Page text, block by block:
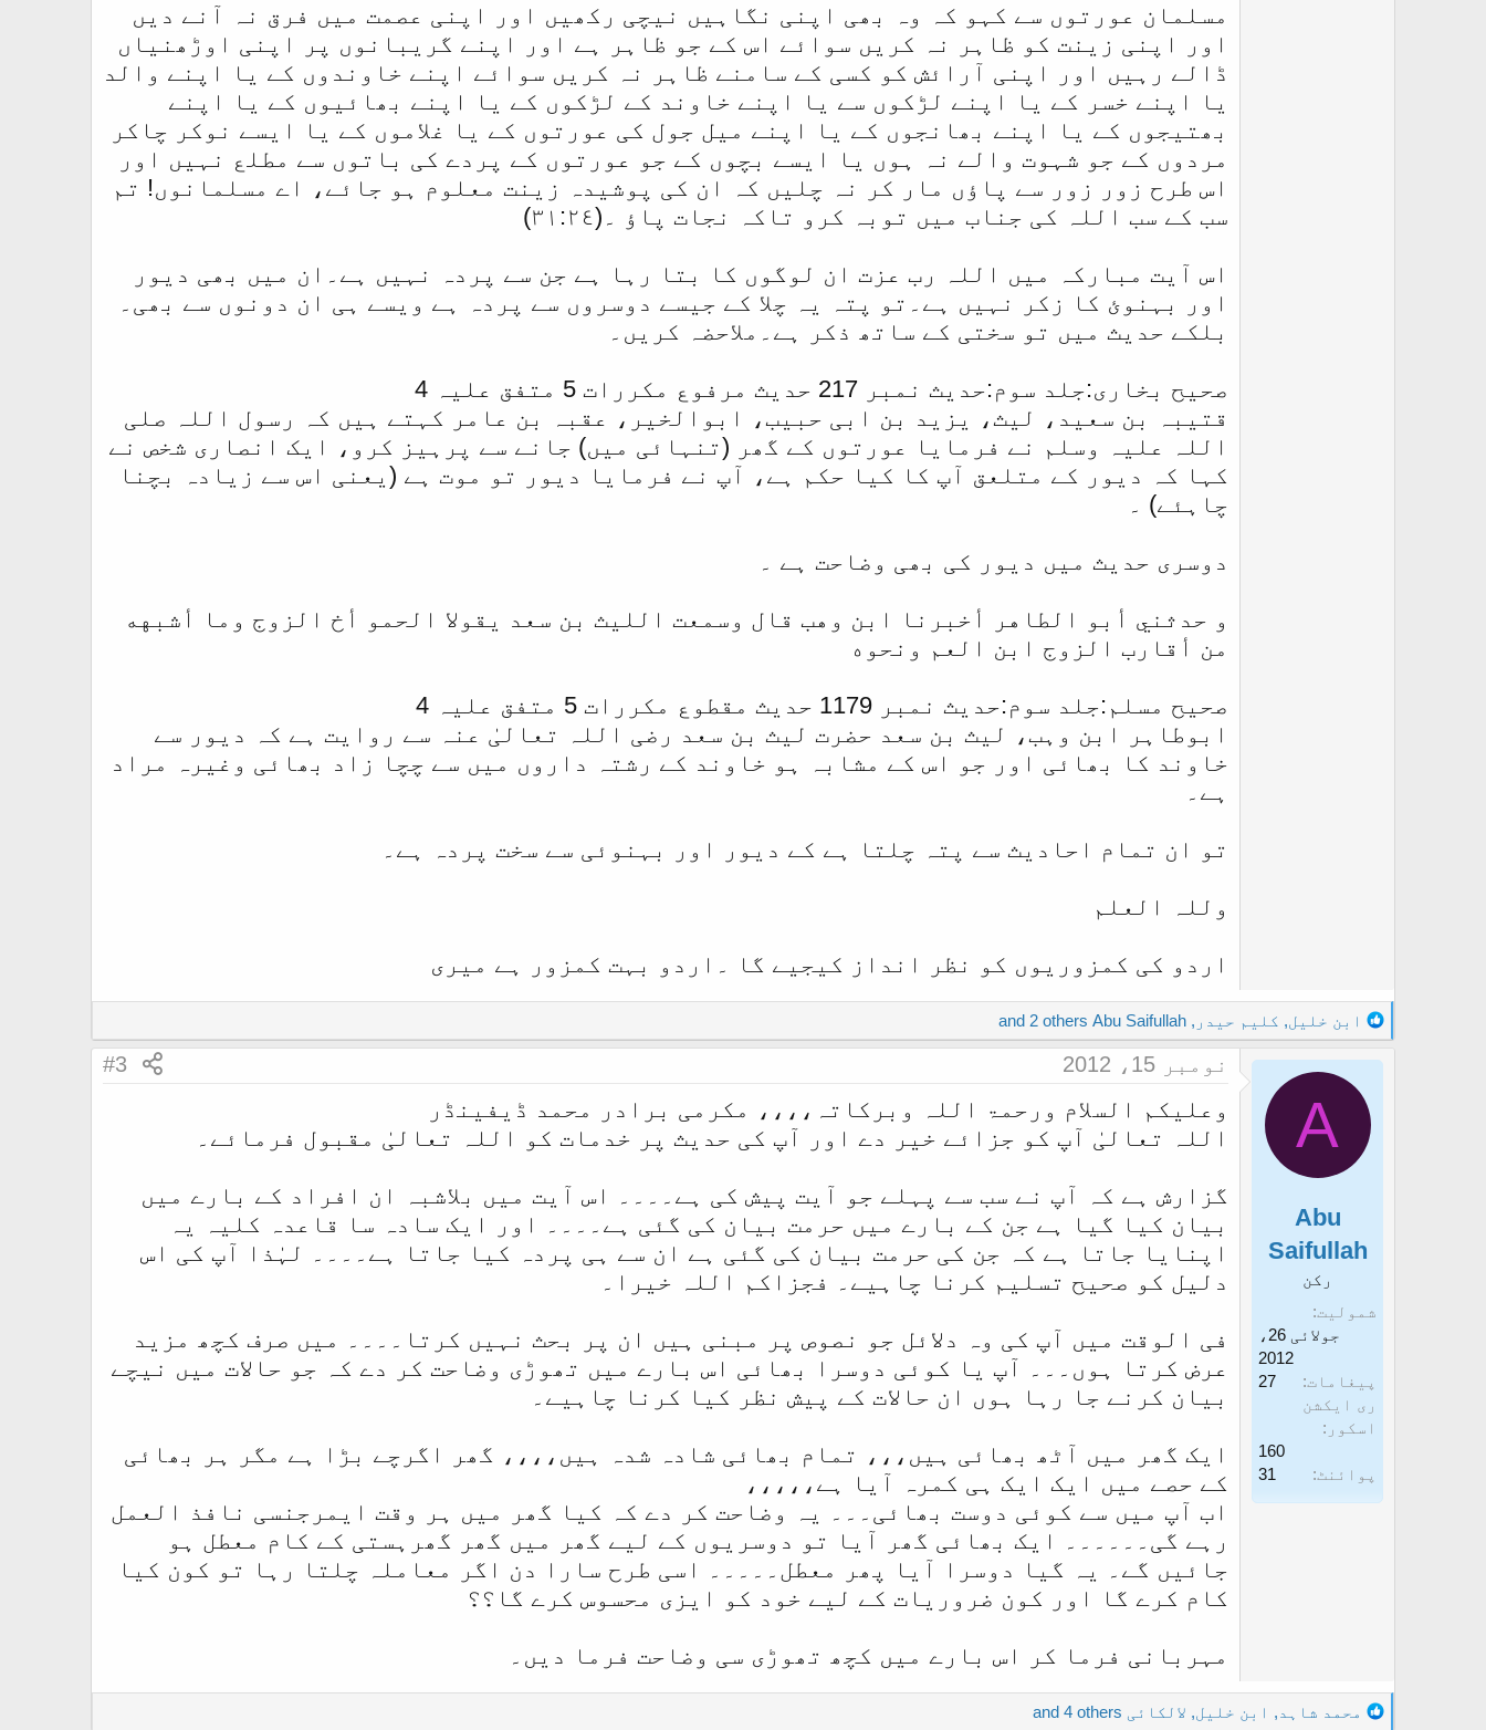
مسلمان عورتوں سے کہو کہ وہ بھی اپنی نگاہیں نیچی رکھیں اور اپنی عصمت میں فرق نہ آنے دیں
اور اپنی زینت کو ظاہر نہ کریں سوائے اس کے جو ظاہر ہے اور اپنے گریبانوں پر اپنی اوڑھنیاں
ڈالے رہیں اور اپنی آرائش کو کسی کے سامنے ظاہر نہ کریں سوائے اپنے خاوندوں کے یا اپنے والد
یا اپنے خسر کے یا اپنے لڑکوں سے یا اپنے خاوند کے لڑکوں کے یا اپنے بھائیوں کے یا اپنے
بھتیجوں کے یا اپنے بھانجوں کے یا اپنے میل جول کی عورتوں کے یا غلاموں کے یا ایسے نوکر چاکر
مردوں کے جو شہوت والے نہ ہوں یا ایسے بچوں کے جو عورتوں کے پردے کی باتوں سے مطلع نہیں اور
اس طرح زور زور سے پاؤں مار کر نہ چلیں کہ ان کی پوشیدہ زینت معلوم ہو جائے، اے مسلمانوں! تم
سب کے سب اللہ کی جناب میں توبہ کرو تاکہ نجات پاؤ ۔(٣١:٢٤)
اس آیت مبارکہ میں اللہ رب عزت ان لوگوں کا بتا رہا ہے جن سے پردہ نہیں ہے۔ان میں بھی دیور
اور بہنوئ کا زکر نہیں ہے۔تو پتہ یہ چلا کے جیسے دوسروں سے پردہ ہے ویسے ہی ان دونوں سے بھی۔
بلکے حدیث میں تو سختی کے ساتھ ذکر ہے۔ملاحضہ کریں۔
صحیح بخاری:جلد سوم:حدیث نمبر 217 حدیث مرفوع مکررات 5 متفق علیہ 4
قتیبہ بن سعید، لیث، یزید بن ابی حبیب، ابوالخیر، عقبہ بن عامر کہتے ہیں کہ رسول اللہ صلی
اللہ علیہ وسلم نے فرمایا عورتوں کے گھر (تنہائی میں) جانے سے پرہیز کرو، ایک انصاری شخص نے
کہا کہ دیور کے متلعق آپ کا کیا حکم ہے، آپ نے فرمایا دیور تو موت ہے (یعنی اس سے زیادہ بچنا
چاہئے) ۔
دوسری حدیث میں دیور کی بھی وضاحت ہے ۔
و حدثني أبو الطاهر أخبرنا ابن وهب قال وسمعت الليث بن سعد يقولا الحمو أخ الزوج وما أشبهه
من أقارب الزوج ابن العم ونحوه
صحیح مسلم:جلد سوم:حدیث نمبر 1179 حدیث مقطوع مکررات 5 متفق علیہ 4
ابوطاہر ابن وہب، لیث بن سعد حضرت لیث بن سعد رضی اللہ تعالیٰ عنہ سے روایت ہے کہ دیور سے
خاوند کا بھائی اور جو اس کے مشابہ ہو خاوند کے رشتہ داروں میں سے چچا زاد بھائی وغیرہ مراد
ہے۔
تو ان تمام احادیث سے پتہ چلتا ہے کے دیور اور بہنوئی سے سخت پردہ ہے۔
وللہ العلم
اردو کی کمزوریوں کو نظر انداز کیجیے گا ۔اردو بہت کمزور ہے میری
R
e
a
c
o
ابن خلیل, کلیم حیدر ,
Abu Saifullah
A
Abu
Saifullah
رکن
شمولیت
جولائی 26،
2012
پیغامات
27
ری ایکشن
اسکور
160
پوائنٹ
31
نومبر 15، 2012 #3
وعلیکم السلام ورحمۃ اللہ وبرکاتہ،،،، مکرمی برادر محمد ڈیفینڈر
اللہ تعالیٰ آپ کو جزائے خیر دے اور آپ کی حدیث پر خدمات کو اللہ تعالیٰ مقبول فرمائے۔
گزارش ہے کہ آپ نے سب سے پہلے جو آیت پیش کی ہے۔۔۔۔ اس آیت میں بلاشبہ ان افراد کے بارے میں
بیان کیا گیا ہے جن کے بارے میں حرمت بیان کی گئی ہے۔۔۔۔ اور ایک سادہ سا قاعدہ کلیہ یہ
اپنایا جاتا ہے کہ جن کی حرمت بیان کی گئی ہے ان سے ہی پردہ کیا جاتا ہے۔۔۔۔ لہٰذا آپ کی اس
دلیل کو صحیح تسلیم کرنا چاہیے۔ فجزاکم اللہ خیرا۔
فی الوقت میں آپ کی وہ دلائل جو نصوص پر مبنی ہیں ان پر بحث نہیں کرتا۔۔۔۔ میں صرف کچھ مزید
عرض کرتا ہوں۔۔۔ آپ یا کوئی دوسرا بھائی اس بارے میں تھوڑی وضاحت کر دے کہ جو حالات میں نیچے
بیان کرنے جا رہا ہوں ان حالات کے پیش نظر کیا کرنا چاہیے۔
ایک گھر میں آٹھ بھائی ہیں،،، تمام بھائی شادہ شدہ ہیں،،،، گھر اگرچے بڑا ہے مگر ہر بھائی
کے حصے میں ایک ایک ہی کمرہ آیا ہے،،،،،
اب آپ میں سے کوئی دوست بھائی۔۔۔ یہ وضاحت کر دے کہ کیا گھر میں ہر وقت ایمرجنسی نافذ العمل
رہے گی۔۔۔۔۔۔ ایک بھائی گھر آیا تو دوسریوں کے لیے گھر میں گھر گھرہستی کے کام معطل ہو
جائیں گے۔ یہ گیا دوسرا آیا پھر معطل۔۔۔۔۔ اسی طرح سارا دن اگر معاملہ چلتا رہا تو کون کیا
کام کرے گا اور کون ضروریات کے لیے خود کو ایزی محسوس کرے گا؟؟
مہربانی فرما کر اس بارے میں کچھ تھوڑی سی وضاحت فرما دیں۔
Rمحمد شاہد , ابن خلیل, لالکائی